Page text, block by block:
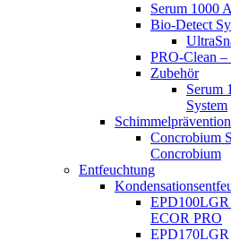
Serum 1000
Bio-Detect
PRO-Clean –
Zubehör
Serum
System
Schimmelprävention
Concrobium
Concrobium
Entfeuchtung
EPD100LGR
ECOR PRO
EPD170LGR